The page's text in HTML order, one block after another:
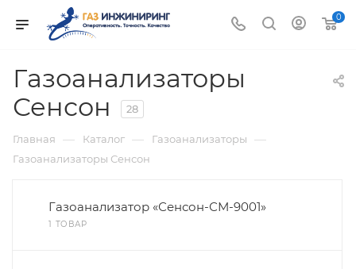
0
Газоанализаторы
Сенсон
28
Главная — Каталог — Газоанализаторы —
Газоанализаторы Сенсон
Газоанализатор «Сенсон-СМ-9001»
1 ТОВАР